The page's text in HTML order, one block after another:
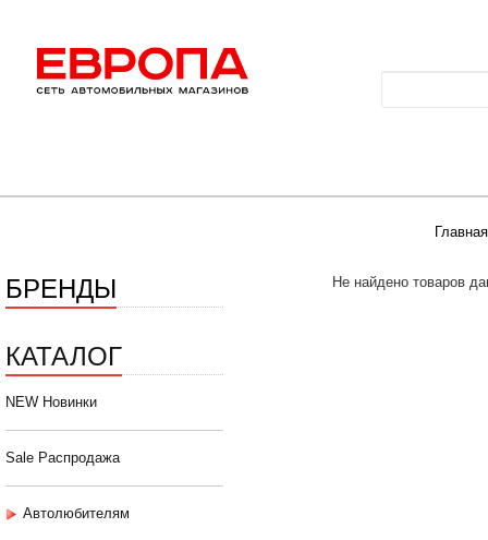
БРЕНДЫ
КАТАЛОГ
NEW Новинки
Sale Распродажа
Автолюбителям
Не найдено товаров